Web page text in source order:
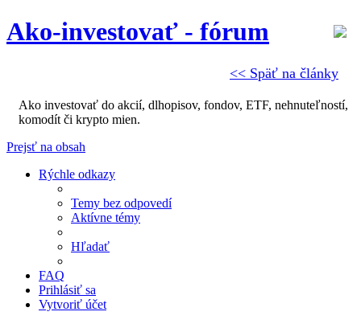
<< Späť na články
Ako-investovať - fórum
Ako investovať do akcií, dlhopisov, fondov, ETF, nehnuteľností,
komodít či krypto mien.
Prejsť na obsah
Rýchle odkazy
Temy bez odpovedí
Aktívne témy
Hľadať
FAQ
Prihlásiť sa
Vytvoriť účet